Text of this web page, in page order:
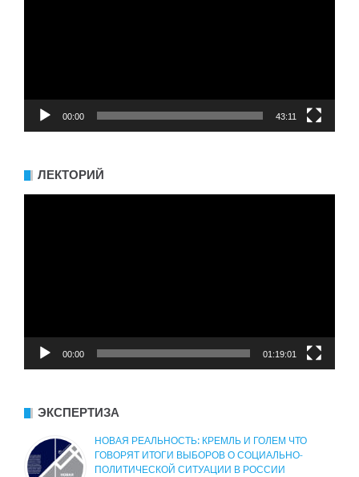
00:00 43:11
ЛЕКТОРИЙ
00:00 01:19:01
ЭКСПЕРТИЗА
НОВАЯ РЕАЛЬНОСТЬ: КРЕМЛЬ И ГОЛЕМ ЧТО
ГОВОРЯТ ИТОГИ ВЫБОРОВ О СОЦИАЛЬНО-
ПОЛИТИЧЕСКОЙ СИТУАЦИИ В РОССИИ